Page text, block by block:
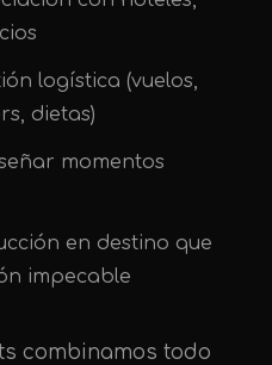
logística (vuelos,
dietas)
momentos
en destino que
impecable
combinamos todo